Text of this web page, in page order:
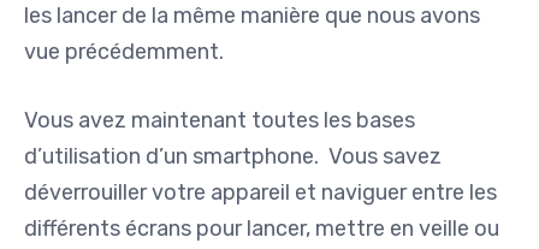
les lancer de la même manière que nous avons
vue précédemment.
Vous avez maintenant toutes les bases
d’utilisation d’un smartphone. Vous savez
déverrouiller votre appareil et naviguer entre les
différents écrans pour lancer, mettre en veille ou